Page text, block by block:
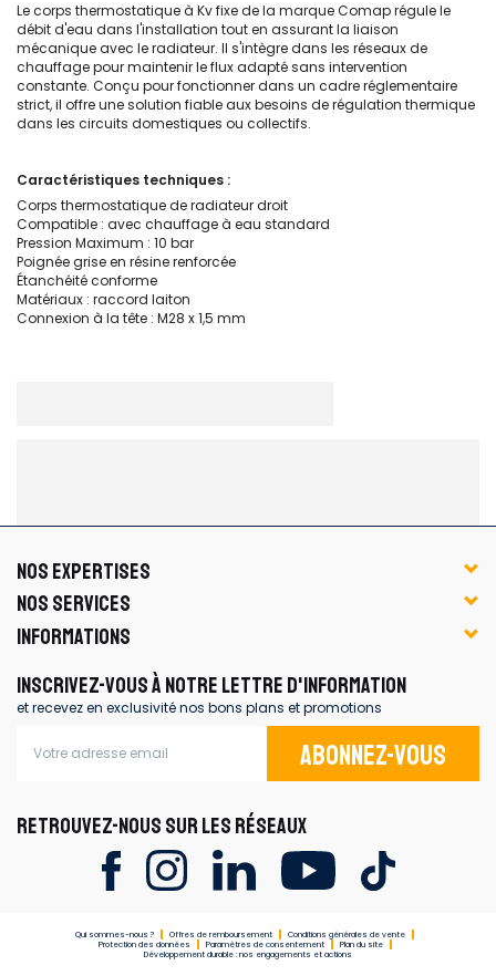
Le corps thermostatique à Kv fixe de la marque Comap régule le
débit d'eau dans l'installation tout en assurant la liaison
mécanique avec le radiateur. Il s'intègre dans les réseaux de
chauffage pour maintenir le flux adapté sans intervention
constante. Conçu pour fonctionner dans un cadre réglementaire
strict, il offre une solution fiable aux besoins de régulation thermique
dans les circuits domestiques ou collectifs.
Caractéristiques techniques :
Corps thermostatique de radiateur droit
Compatible : avec chauffage à eau standard
Pression Maximum : 10 bar
Poignée grise en résine renforcée
Étanchéité conforme
Matériaux : raccord laiton
Connexion à la tête : M28 x 1,5 mm
NOS EXPERTISES
NOS SERVICES
INFORMATIONS
INSCRIVEZ-VOUS À NOTRE LETTRE D'INFORMATION
et recevez en exclusivité nos bons plans et promotions
Abonnez-vous
RETROUVEZ-NOUS SUR LES RÉSEAUX
Qui sommes-nous ? Offres de remboursement
Conditions générales de vente
Protection des données
Paramètres de consentement
Plan du site
Développement durable : nos engagements et actions